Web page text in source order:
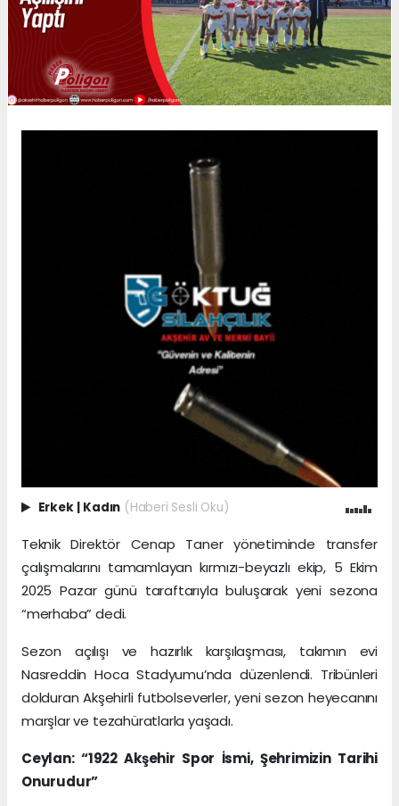
Erkek | Kadın (Haberi Sesli Oku)
Teknik Direktör Cenap Taner yönetiminde transfer
çalışmalarını tamamlayan kırmızı-beyazlı ekip, 5 Ekim
2025 Pazar günü taraftarıyla buluşarak yeni sezona
“merhaba” dedi.
Sezon açılışı ve hazırlık karşılaşması, takımın evi
Nasreddin Hoca Stadyumu’nda düzenlendi. Tribünleri
dolduran Akşehirli futbolseverler, yeni sezon heyecanını
marşlar ve tezahüratlarla yaşadı.
Ceylan: “1922 Akşehir Spor İsmi, Şehrimizin Tarihi
Onurudur”